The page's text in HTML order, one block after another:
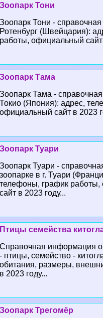
Зоопарк Тони
Зоопарк Тони -
Ротенбург (Швейцария):
работы, официальный сайт
Зоопарк Тама
Зоопарк Тама -
Токио (Япония): адрес,
официальный сайт в 2023
Зоопарк Туари
Зоопарк Туари -
зоопарке в г. Туари
телефоны, график
сайт в 2023 году...
Птицы семейства
Справочная информация
- птицы, семейство -
обитания, размеры,
в 2023 году...
Зоопарк Трегомёр